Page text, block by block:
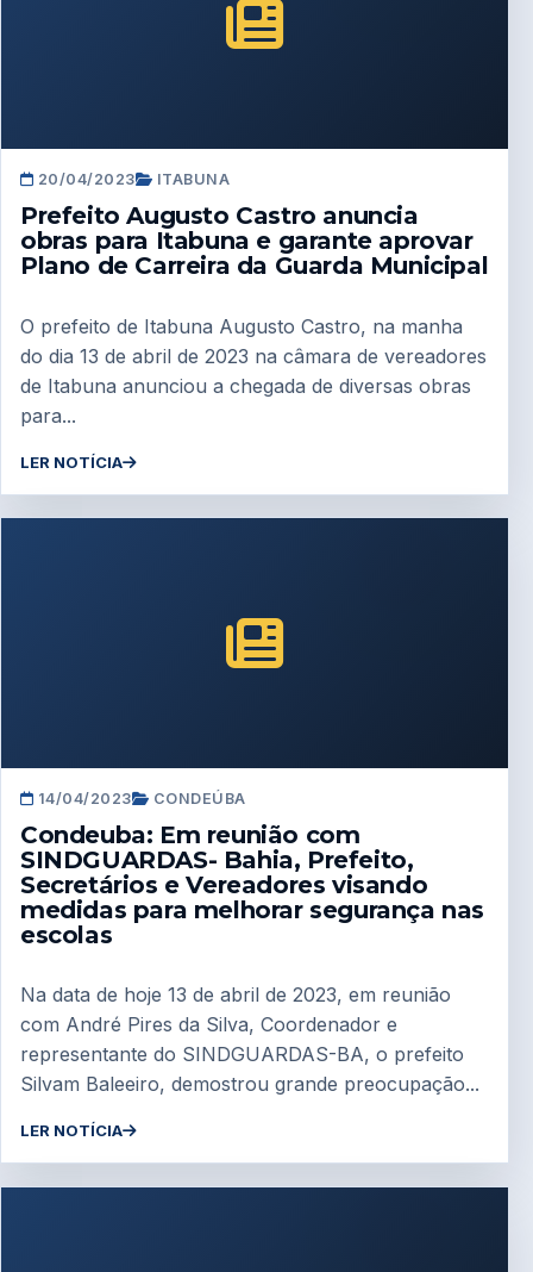
20/04/2023 ITABUNA
Prefeito Augusto Castro anuncia
obras para Itabuna e garante aprovar
Plano de Carreira da Guarda Municipal
O prefeito de Itabuna Augusto Castro, na manha
do dia 13 de abril de 2023 na câmara de vereadores
de Itabuna anunciou a chegada de diversas obras
para...
LER NOTÍCIA
14/04/2023 CONDEÚBA
Condeuba: Em reunião com
SINDGUARDAS- Bahia, Prefeito,
Secretários e Vereadores visando
medidas para melhorar segurança nas
escolas
Na data de hoje 13 de abril de 2023, em reunião
com André Pires da Silva, Coordenador e
representante do SINDGUARDAS-BA, o prefeito
Silvam Baleeiro, demostrou grande preocupação...
LER NOTÍCIA